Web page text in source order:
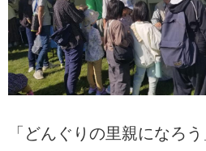
「どんぐりの里親になろ